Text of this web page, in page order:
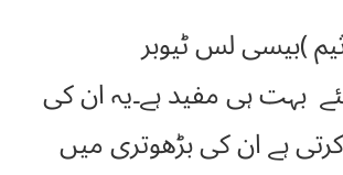
)بیسی لس ٹیوبر
بہت ہی مفید ہے۔یہ ان کی
ہے ان کی بڑھوتری میں